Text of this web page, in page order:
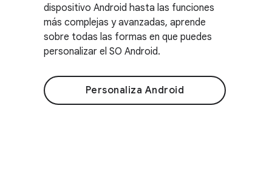
dispositivo Android hasta las funciones
más complejas y avanzadas, aprende
sobre todas las formas en que puedes
personalizar el SO Android.
Personaliza Android